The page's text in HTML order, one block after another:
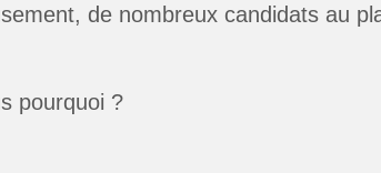
de nombreux candidats au
pourquoi ?